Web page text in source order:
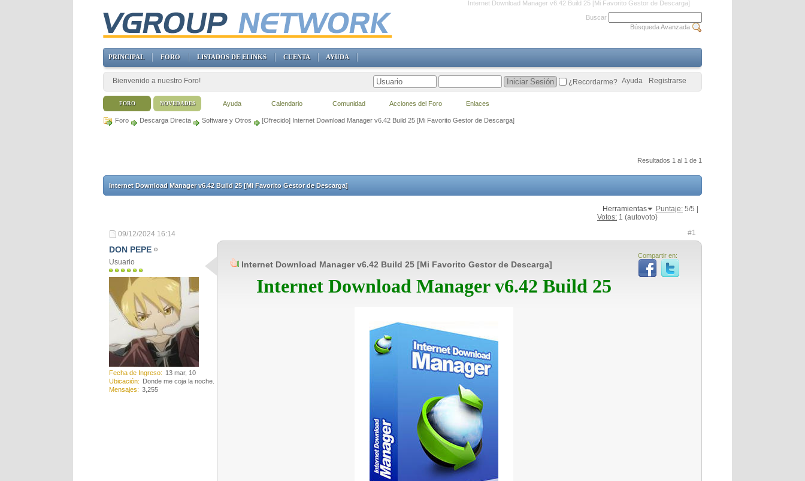
Internet Download Manager v6.42 Build 25 [Mi Favorito Gestor de Descarga]
Foro Descarga Directa Software y Otros [Ofrecido] Internet Download Manager v6.42 Build 25 [Mi Favorito Gestor de Descarga]
Resultados 1 al 1 de 1
Internet Download Manager v6.42 Build 25 [Mi Favorito Gestor de Descarga]
Herramientas Puntaje: 5/5 |
Votos: 1 (autovoto)
09/12/2024 16:14 #1
DON PEPE
Usuario
Fecha de Ingreso
13 mar, 10
Ubicación
Donde me coja la noche.
Mensajes
3,255
Compartir en:
Internet Download Manager v6.42 Build 25 [Mi Favorito Gestor de Descarga]
Internet Download Manager v6.42 Build 25
Buscar
Búsqueda Avanzada
PRINCIPAL FORO LISTADOS DE ELINKS CUENTA AYUDA
Bienvenido a nuestro Foro! Registrarse
Ayuda
¿Recordarme?
FORO Ayuda Calendario Comunidad Acciones del Foro Enlaces
NOVEDADES